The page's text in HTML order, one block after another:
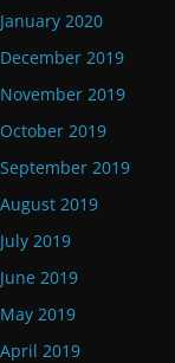
January 2020
December 2019
November 2019
October 2019
September 2019
August 2019
July 2019
June 2019
May 2019
April 2019